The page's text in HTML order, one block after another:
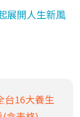
展開人生新風
台16大養生